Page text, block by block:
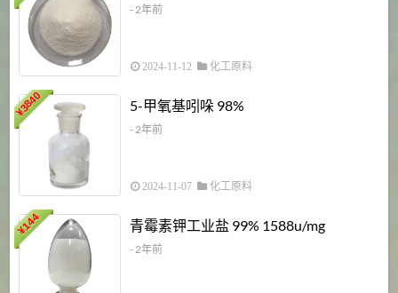
- 2年前
2024-11-12 化工原料
¥
3840 5-甲氧基吲哚 98%
- 2年前
2024-11-07 化工原料
¥
144 青霉素钾工业盐 99% 1588u/mg
- 2年前